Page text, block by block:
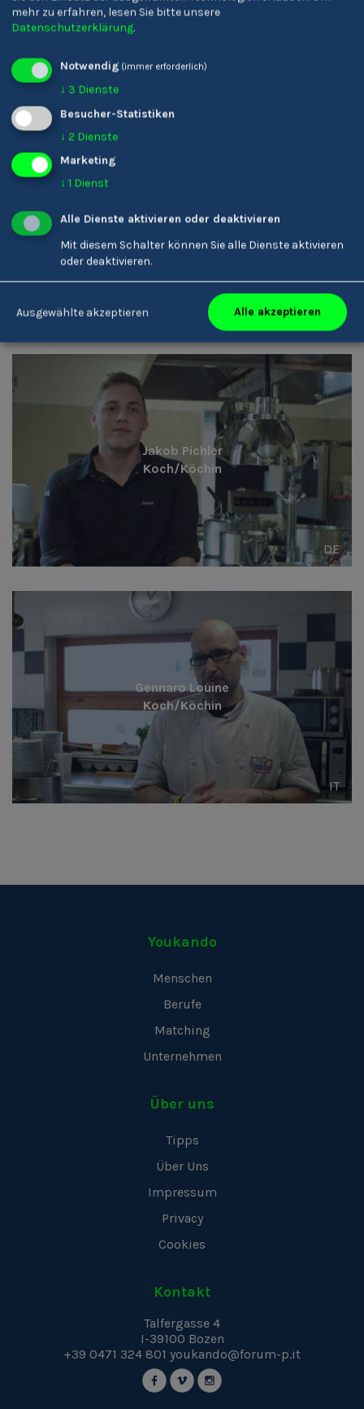
Simon Pichler
Jakob Pichler
Koch/Köchin
DE
Gennaro Louine
Koch/Köchin
IT
Youkando
Menschen
Berufe
Matching
Unternehmen
Über uns
Tipps
Über Uns
Impressum
Privacy
Cookies
Kontakt
Talfergasse 4
I-39100 Bozen
+39 0471 324 801 youkando@forum-p.it
mehr zu erfahren, lesen Sie bitte unsere
Datenschutzerklärung.
Notwendig (immer erforderlich)
↓ 3 Dienste
Besucher-Statistiken
↓ 2 Dienste
Marketing
↓ 1 Dienst
Alle Dienste aktivieren oder deaktivieren
Mit diesem Schalter können Sie alle Dienste aktivieren
oder deaktivieren.
Ausgewählte akzeptieren Alle akzeptieren